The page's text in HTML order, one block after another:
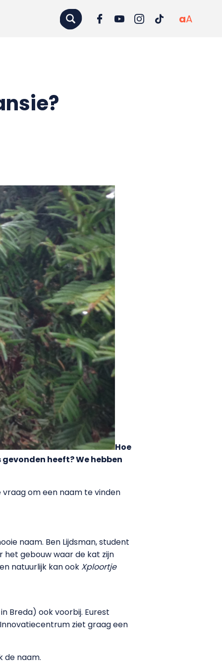
aA
Hoe
heeft? We hebben
om een naam te vinden
naam. Ben Lijdsman, student
het gebouw waar de kat zijn
natuurlijk kan ook Xploortje
Breda) ook voorbij. Eurest
ziet graag een
de naam.